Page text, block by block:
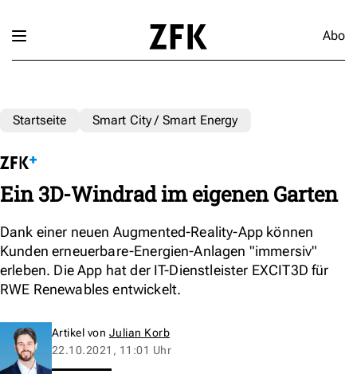
Abo
Startseite Smart City / Smart Energy
Ein 3D-Windrad im eigenen Garten
Dank einer neuen Augmented-Reality-App können
Kunden erneuerbare-Energien-Anlagen "immersiv"
erleben. Die App hat der IT-Dienstleister EXCIT3D für
RWE Renewables entwickelt.
Artikel von Julian Korb
22.10.2021, 11:01 Uhr